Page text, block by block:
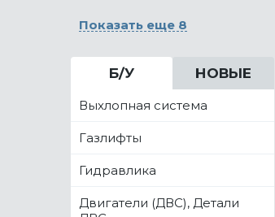
Показать еще 8
Б/У НОВЫЕ
Выхлопная система
Газлифты
Гидравлика
Двигатели (ДВС), Детали